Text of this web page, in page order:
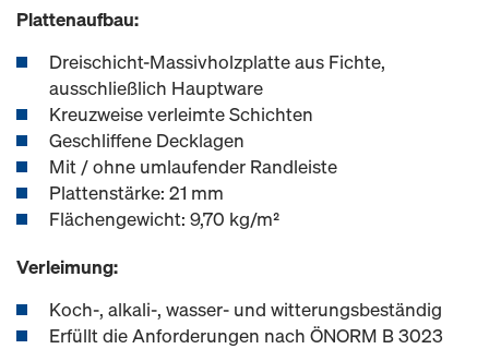
Plattenaufbau:
Dreischicht-Massivholzplatte aus Fichte,
ausschließlich Hauptware
Kreuzweise verleimte Schichten
Geschliffene Decklagen
Mit / ohne umlaufender Randleiste
Plattenstärke: 21 mm
Flächengewicht: 9,70 kg/m²
Verleimung:
Koch-, alkali-, wasser- und witterungsbeständig
Erfüllt die Anforderungen nach ÖNORM B 3023